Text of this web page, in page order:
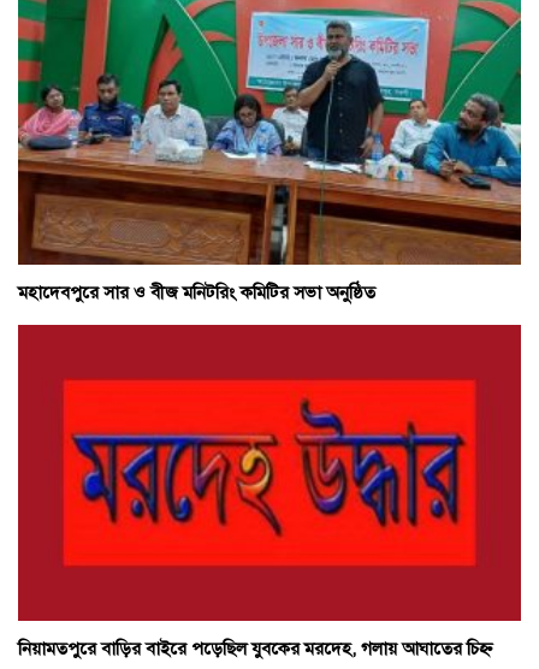
মহাদেবপুরে সার ও বীজ মনিটরিং কমিটির সভা অনুষ্ঠিত
নিয়ামতপুরে বাড়ির বাইরে পড়েছিল যুবকের মরদেহ, গলায় আঘাতের চিহ্ন